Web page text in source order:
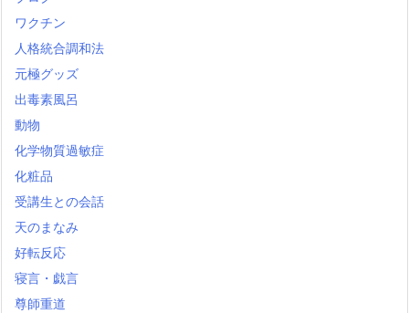
ワクチン
人格統合調和法
元極グッズ
出毒素風呂
動物
化学物質過敏症
化粧品
受講生との会話
天のまなみ
好転反応
寝言・戯言
尊師重道